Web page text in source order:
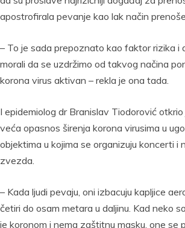
apostrofirala pevanje kao lak način
– To je sada prepoznato kao faktor rizika i
morali da se uzdržimo od takvog načina
korona virus aktivan – rekla je ona tada.
I epidemiolog dr Branislav Tiodorović
veća opasnos širenja korona virusima u
objektima u kojima se organizuju koncerti i
zvezda.
– Kada ljudi pevaju, oni izbacuju kapljice
četiri do osam metara u daljinu. Kad neko
je koronom i nema zaštitnu masku, one se